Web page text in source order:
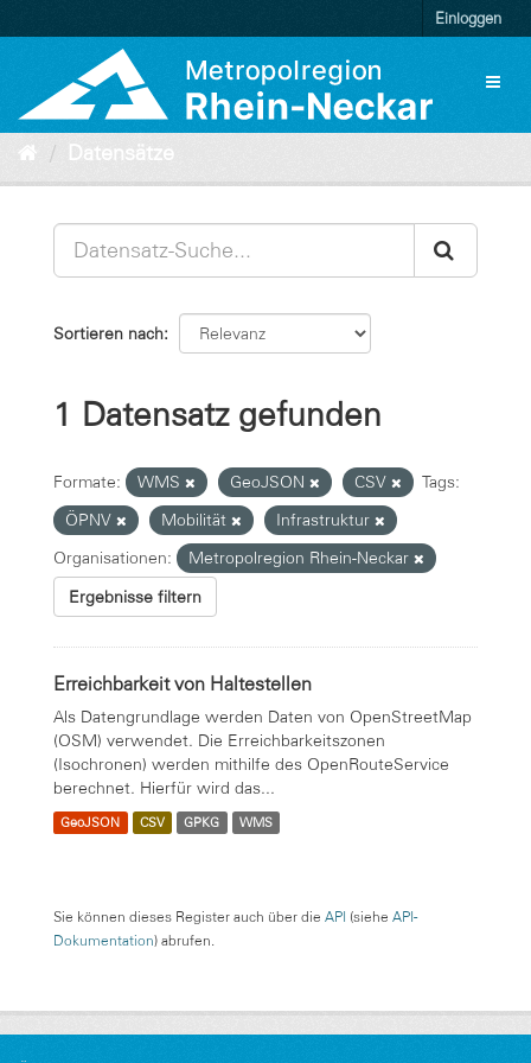
zum
Einloggen
Datensätze
Sortieren nach
1 Datensatz gefunden
Formate: WMS GeoJSON CSV
Tags:
ÖPNV
Mobilität
Infrastruktur
Organisationen:
Metropolregion Rhein-Neckar
Ergebnisse filtern
Erreichbarkeit von Haltestellen
Als Datengrundlage werden Daten von OpenStreetMap
(OSM) verwendet. Die Erreichbarkeitszonen
(Isochronen) werden mithilfe des OpenRouteService
berechnet. Hierfür wird das...
GeoJSON CSV GPKG WMS
Sie können dieses Register auch über die API (siehe API-
Dokumentation) abrufen.